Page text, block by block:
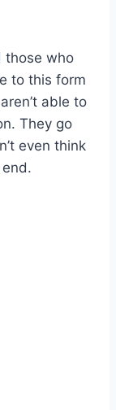
those who
to this form
able to
They go
even think